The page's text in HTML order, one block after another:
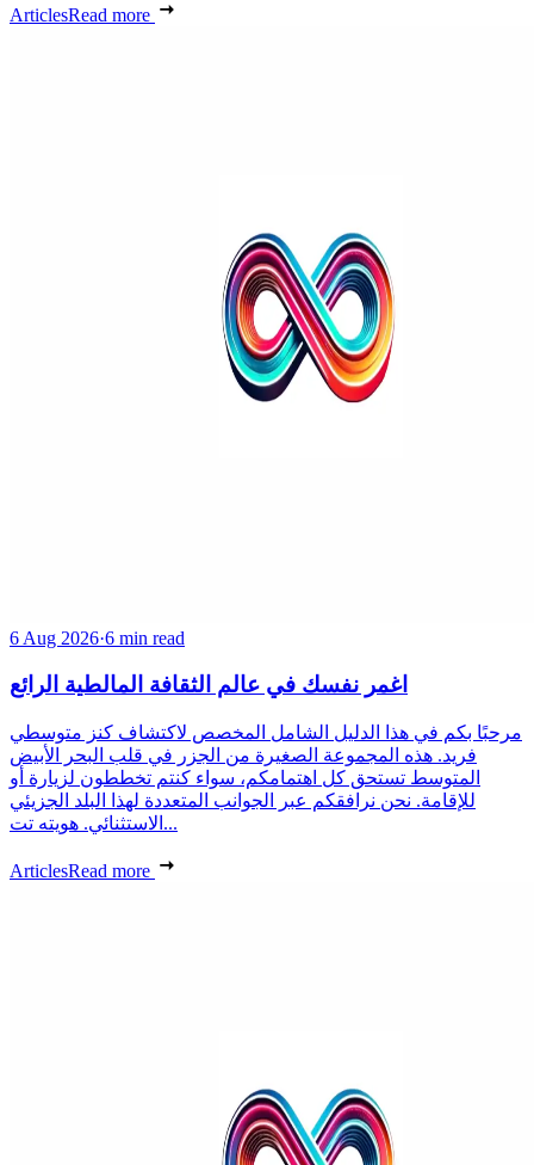
ArticlesRead more
6 Aug 2026·6 min read
اغمر نفسك في عالم الثقافة المالطية الرائع
مرحبًا بكم في هذا الدليل الشامل المخصص لاكتشاف كنز متوسطي
فريد. هذه المجموعة الصغيرة من الجزر في قلب البحر الأبيض
المتوسط تستحق كل اهتمامكم، سواء كنتم تخططون لزيارة أو
للإقامة. نحن نرافقكم عبر الجوانب المتعددة لهذا البلد الجزيئي
الاستثنائي. هويته تت...
ArticlesRead more